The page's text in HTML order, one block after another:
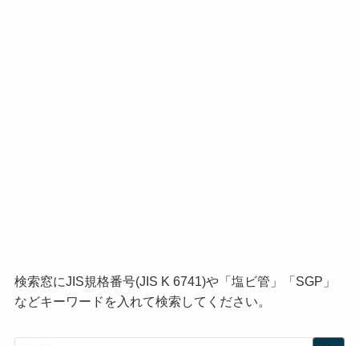
検索窓にJIS規格番号(JIS K 6741)や「塩ビ管」「SGP」
などキーワードを入れて検索してください。